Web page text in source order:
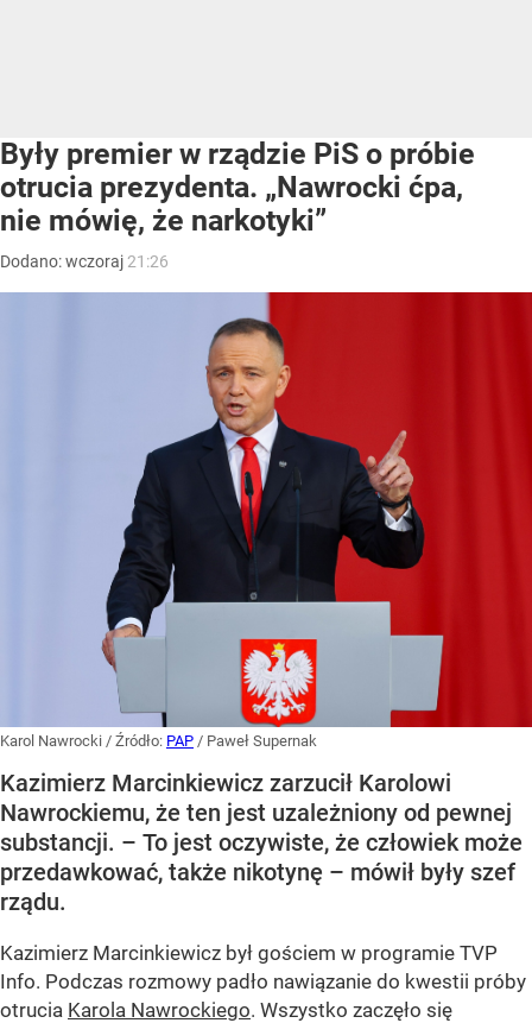
Były premier w rządzie PiS o próbie
otrucia prezydenta. „Nawrocki ćpa,
nie mówię, że narkotyki”
Dodano:wczoraj 21:26
Karol Nawrocki / Źródło: PAP / Paweł Supernak
Kazimierz Marcinkiewicz zarzucił Karolowi
Nawrockiemu, że ten jest uzależniony od pewnej
substancji. – To jest oczywiste, że człowiek może
przedawkować, także nikotynę – mówił były szef
rządu.
Kazimierz Marcinkiewicz był gościem w programie TVP
Info. Podczas rozmowy padło nawiązanie do kwestii próby
otrucia Karola Nawrockiego. Wszystko zaczęło się